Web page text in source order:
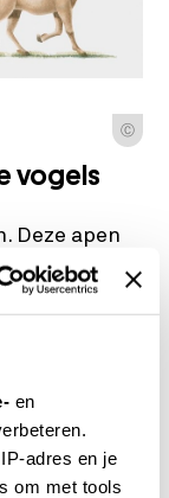
en
adres en je
om met tools
Ⓒ
vogels
Deze apen
takken te
andere
hun
voetafdruk